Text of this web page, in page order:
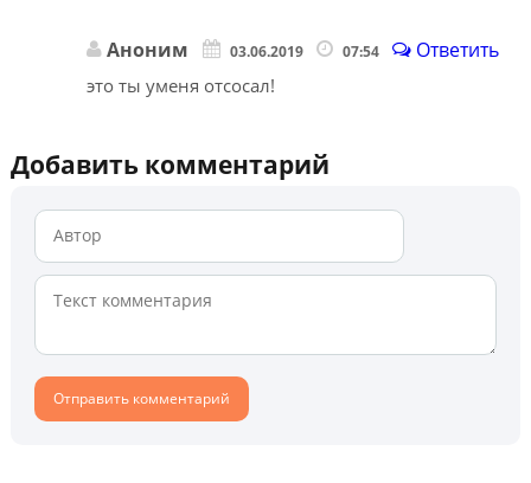
Аноним 03.06.2019 07:54 Ответить
это ты уменя отсосал!
Добавить комментарий